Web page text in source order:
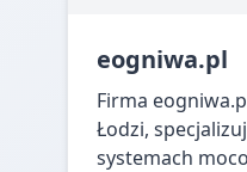
eogniwa.pl
Firma
Łodzi,
systemach